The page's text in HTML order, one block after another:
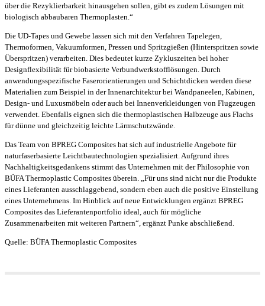
über die Rezyklierbarkeit hinausgehen sollen, gibt es zudem Lösungen mit
biologisch abbaubaren Thermoplasten.“
Die UD-Tapes und Gewebe lassen sich mit den Verfahren Tapelegen,
Thermoformen, Vakuumformen, Pressen und Spritzgießen (Hinterspritzen sowie
Überspritzen) verarbeiten. Dies bedeutet kurze Zykluszeiten bei hoher
Designflexibilität für biobasierte Verbundwerkstofflösungen. Durch
anwendungsspezifische Faserorientierungen und Schichtdicken werden diese
Materialien zum Beispiel in der Innenarchitektur bei Wandpaneelen, Kabinen,
Design- und Luxusmöbeln oder auch bei Innenverkleidungen von Flugzeugen
verwendet. Ebenfalls eignen sich die thermoplastischen Halbzeuge aus Flachs
für dünne und gleichzeitig leichte Lärmschutzwände.
Das Team von BPREG Composites hat sich auf industrielle Angebote für
naturfaserbasierte Leichtbautechnologien spezialisiert. Aufgrund ihres
Nachhaltigkeitsgedankens stimmt das Unternehmen mit der Philosophie von
BÜFA Thermoplastic Composites überein. „Für uns sind nicht nur die Produkte
eines Lieferanten ausschlaggebend, sondern eben auch die positive Einstellung
eines Unternehmens. Im Hinblick auf neue Entwicklungen ergänzt BPREG
Composites das Lieferantenportfolio ideal, auch für mögliche
Zusammenarbeiten mit weiteren Partnern“, ergänzt Punke abschließend.
Quelle: BÜFA Thermoplastic Composites